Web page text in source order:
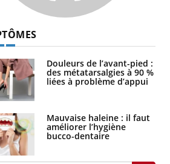
Douleurs de l’avant-pied :
des métatarsalgies à 90 %
liées à problème d’appui
Mauvaise haleine : il faut
améliorer l’hygiène
bucco-dentaire